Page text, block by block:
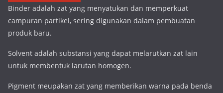
Binder adalah zat yang menyatukan dan memperkuat
campuran partikel, sering digunakan dalam pembuatan
produk baru.
Solvent adalah substansi yang dapat melarutkan zat lain
untuk membentuk larutan homogen.
Pigment meupakan zat yang memberikan warna pada benda